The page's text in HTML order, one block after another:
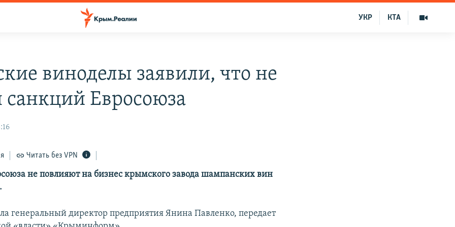
КТА
УКР
виноделы заявили, что не
санкций Евросоюза
Читать без VPN
не повлияют на бизнес крымского завода шампанских вин
генеральный директор предприятия Янина Павленко, передает